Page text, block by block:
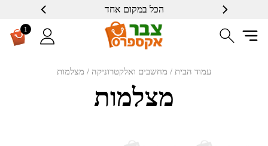
הכל במקום אחד
שרות ברמה גבוה
1
עמוד הבית / מחשבים ואלקטרוניקה / מצלמות
מצלמות